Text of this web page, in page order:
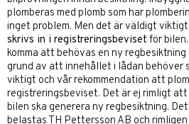
plomberas med plomb som har
inget problem. Men det är väldigt
skrivs in i registreringsbeviset för
komma att behövas en ny
grund av att innehållet i lådan behöver
viktigt och vår rekommendation att
registreringsbeviset. Det är ej rimligt
bilen ska generera ny regbesiktning.
belastas TH Pettersson AB och